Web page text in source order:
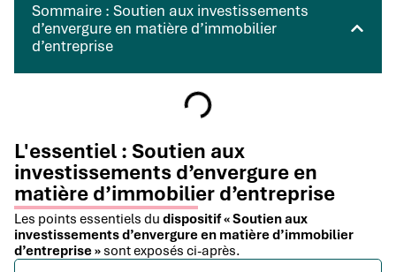
Sommaire : Soutien aux investissements
d’envergure en matière d’immobilier
d’entreprise
L'essentiel : Soutien aux
investissements d’envergure en
matière d’immobilier d’entreprise
Les points essentiels du dispositif « Soutien aux
investissements d’envergure en matière d’immobilier
d’entreprise » sont exposés ci-après.